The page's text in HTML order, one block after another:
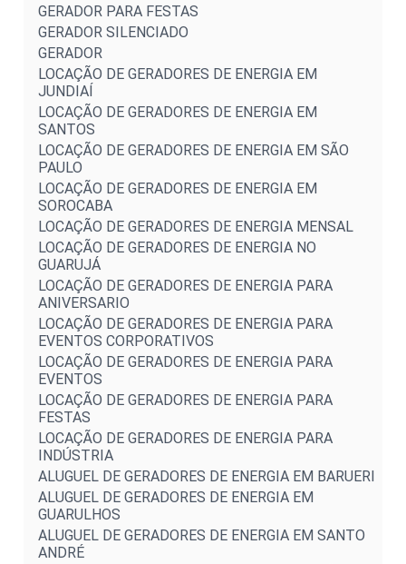
GERADOR PARA FESTAS
GERADOR SILENCIADO
GERADOR
LOCAÇÃO DE GERADORES DE ENERGIA EM
JUNDIAÍ
LOCAÇÃO DE GERADORES DE ENERGIA EM
SANTOS
LOCAÇÃO DE GERADORES DE ENERGIA EM SÃO
PAULO
LOCAÇÃO DE GERADORES DE ENERGIA EM
SOROCABA
LOCAÇÃO DE GERADORES DE ENERGIA MENSAL
LOCAÇÃO DE GERADORES DE ENERGIA NO
GUARUJÁ
LOCAÇÃO DE GERADORES DE ENERGIA PARA
ANIVERSARIO
LOCAÇÃO DE GERADORES DE ENERGIA PARA
EVENTOS CORPORATIVOS
LOCAÇÃO DE GERADORES DE ENERGIA PARA
EVENTOS
LOCAÇÃO DE GERADORES DE ENERGIA PARA
FESTAS
LOCAÇÃO DE GERADORES DE ENERGIA PARA
INDÚSTRIA
ALUGUEL DE GERADORES DE ENERGIA EM BARUERI
ALUGUEL DE GERADORES DE ENERGIA EM
GUARULHOS
ALUGUEL DE GERADORES DE ENERGIA EM SANTO
ANDRÉ